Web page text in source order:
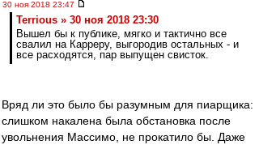
30 ноя 2018 23:47
Terrious » 30 ноя 2018 23:30
Вышел бы к публике, мягко и тактично все
свалил на Карреру, выгородив остальных - и
все расходятся, пар выпущен свисток.
Вряд ли это было бы разумным для пиарщика:
слишком накалена была обстановка после
увольнения Массимо, не прокатило бы. Даже